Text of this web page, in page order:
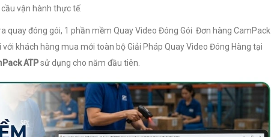
vận hành thực tế.
quay đóng gói, 1 phần mềm Quay Video Đóng Gói Đơn hàng CamPack
khách hàng mua mới toàn bộ Giải Pháp Quay Video Đóng Hàng tại
ATPsử dụng cho năm đầu tiên.